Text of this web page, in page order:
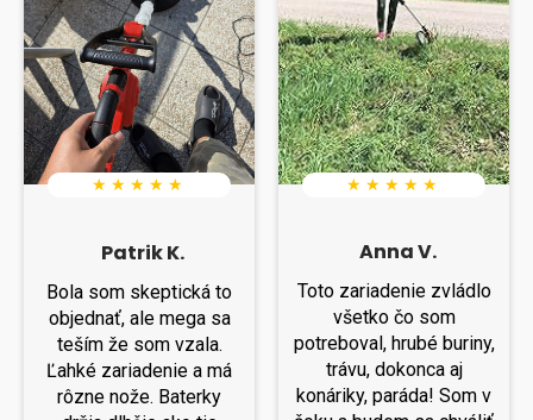
★ ★ ★ ★ ★
Patrik K.
Bola som skeptická to
objednať, ale mega sa
teším že som vzala.
Ľahké zariadenie a má
rôzne nože. Baterky
★ ★ ★ ★ ★
Anna V.
Toto zariadenie zvládlo
všetko čo som
potreboval, hrubé buriny,
trávu, dokonca aj
konáriky, paráda! Som v